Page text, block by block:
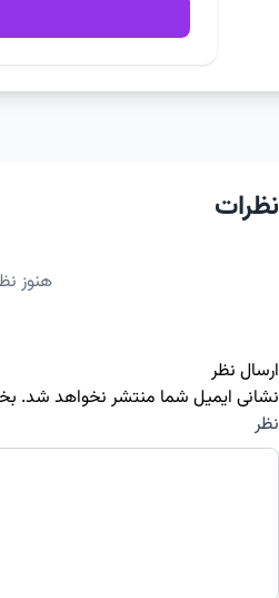
نظرات
هنوز
ارسال نظر
نشانی ایمیل شما منتشر نخواهد شد.
نظر